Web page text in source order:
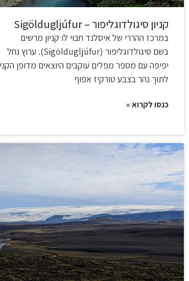
קניון סיגולדוגליפור – Sigöldugljúfur
במרכז ההררי של איסלנד חבוי לו קניון מרשים
בשם סיגולדוגליפור (Sigöldugljúfur). ערוץ נחל
יפיפה עם מספר מפלים עוקבים היוצאים מדופן
לתוך נהר בצבע טורקיז אפוף
כנסו לקרוא »